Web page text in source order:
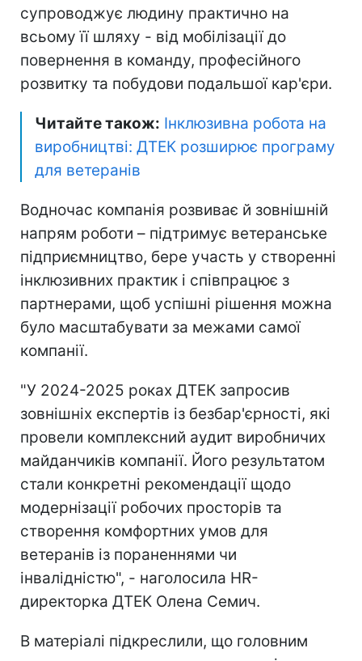
супроводжує людину практично на
всьому її шляху - від мобілізації до
повернення в команду, професійного
розвитку та побудови подальшої кар'єри.
Читайте також: Інклюзивна робота на
виробництві: ДТЕК розширює програму
для ветеранів
Водночас компанія розвиває й зовнішній
напрям роботи – підтримує ветеранське
підприємництво, бере участь у створенні
інклюзивних практик і співпрацює з
партнерами, щоб успішні рішення можна
було масштабувати за межами самої
компанії.
"У 2024-2025 роках ДТЕК запросив
зовнішніх експертів із безбар'єрності, які
провели комплексний аудит виробничих
майданчиків компанії. Його результатом
стали конкретні рекомендації щодо
модернізації робочих просторів та
створення комфортних умов для
ветеранів із пораненнями чи
інвалідністю", - наголосила HR-
директорка ДТЕК Олена Семич.
В матеріалі підкреслили, що головним